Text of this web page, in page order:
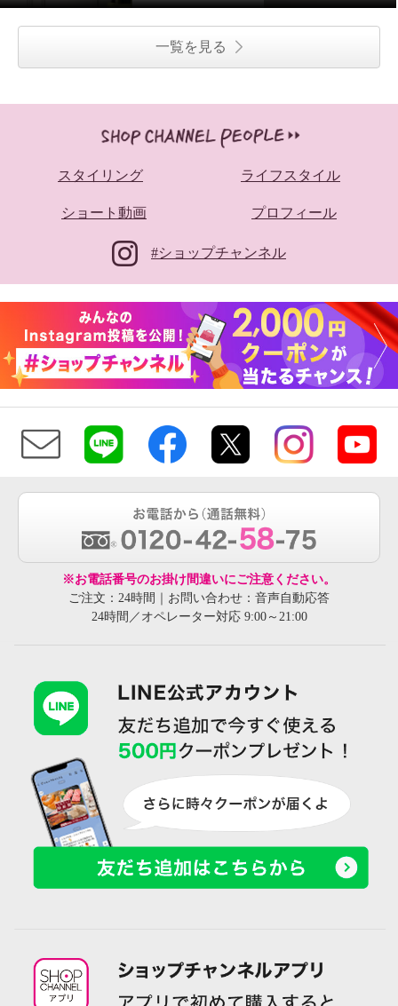
一覧を見る
スタイリング ライフスタイル
ショート動画 プロフィール
#ショップチャンネル
※お電話番号のお掛け間違いにご注意ください。
ご注文：24時間｜お問い合わせ：音声自動応答
24時間／オペレーター対応 9:00～21:00